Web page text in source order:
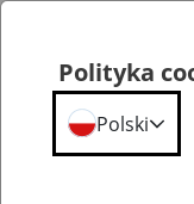
Polityka
Polski